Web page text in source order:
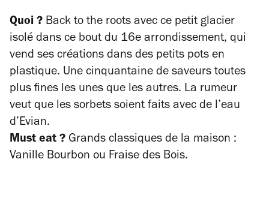
Quoi ? Back to the roots avec ce petit glacier
isolé dans ce bout du 16e arrondissement, qui
vend ses créations dans des petits pots en
plastique. Une cinquantaine de saveurs toutes
plus fines les unes que les autres. La rumeur
veut que les sorbets soient faits avec de l’eau
d’Evian.
Must eat ? Grands classiques de la maison :
Vanille Bourbon ou Fraise des Bois.